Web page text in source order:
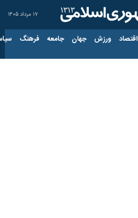
۱۷ مرداد ۱۴۰۵
اقتصاد ورزش جهان جامعه فرهنگ